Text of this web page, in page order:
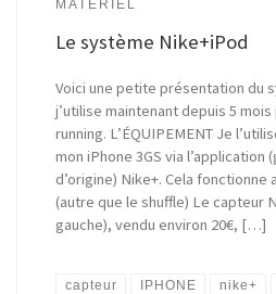
MATERIEL
Le système Nike+iPod
Voici une petite présentation du
j’utilise maintenant depuis 5
running. L’ÉQUIPEMENT Je
mon iPhone 3GS via
d’origine) Nike+. Cela fonctionne
(autre que le shuffle) Le capteur
gauche), vendu environ 20€, […]
capteur IPHONE nike+